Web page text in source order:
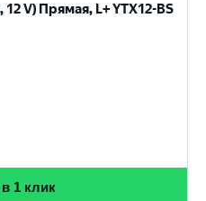
V) Прямая, L+ YTX12-BS
1 клик